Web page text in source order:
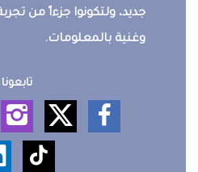
جديد، ولتكونوا جزءاً من
وغنية بالمعلومات.
تابعونا